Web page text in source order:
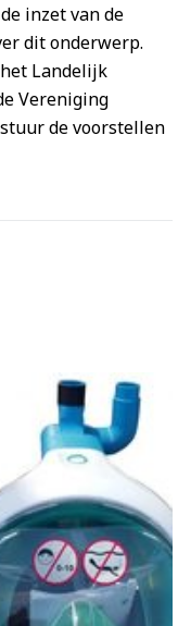
inzet van de
dit onderwerp.
Landelijk
Vereniging
de voorstellen